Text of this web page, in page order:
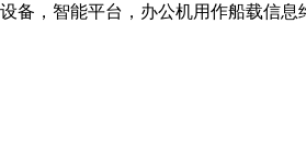
，智能平台，办公机用作船载信息